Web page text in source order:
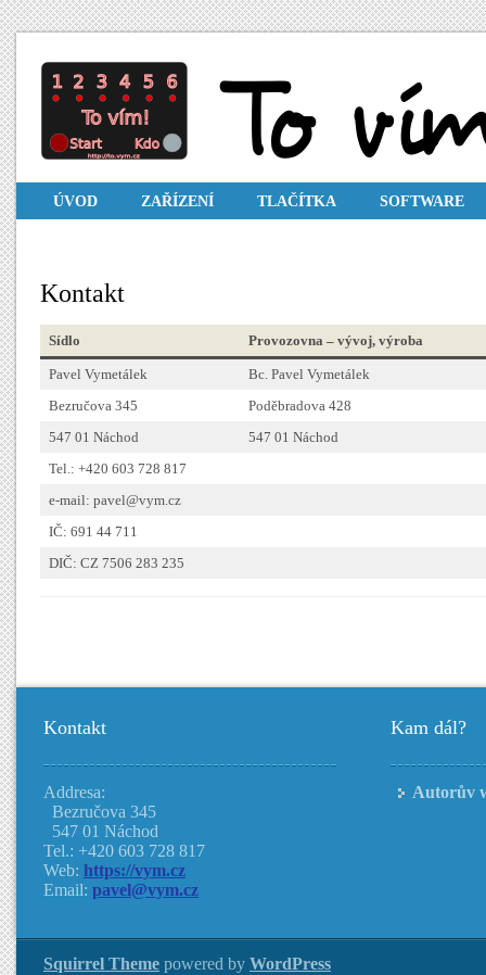
ÚVOD ZAŘÍZENÍ TLAČÍTKA SOFTWARE
Kontakt
Sídlo Provozovna – vývoj, výroba
Pavel Vymetálek
Bc. Pavel Vymetálek
Bezručova 345
Poděbradova 428
547 01 Náchod
547 01 Náchod
Tel.: +420 603 728 817
e-mail: pavel@vym.cz
IČ: 691 44 711
DIČ: CZ 7506 283 235
Kontakt
Addresa:
Bezručova 345
547 01 Náchod
Tel.: +420 603 728 817
Web: https://vym.cz
Email: pavel@vym.cz
Kam dál?
Autorův
Squirrel Theme powered by WordPress